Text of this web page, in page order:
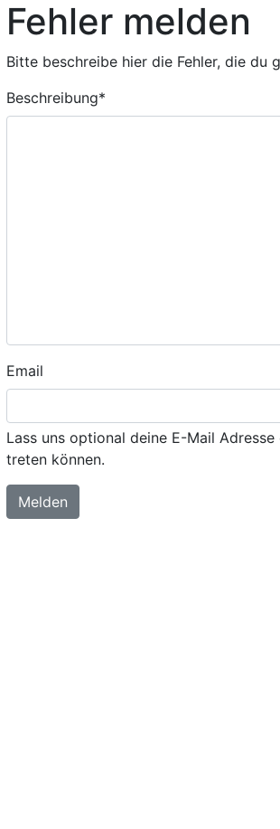
Fehler melden
Bitte beschreibe hier die Fehler, die du
Beschreibung*
Email
Lass uns optional deine E-Mail
treten können.
Melden